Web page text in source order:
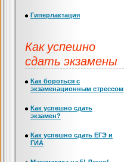
Гиперлактация
Как успешно
сдать экзамены
Как бороться с
экзаменационным стрессом
Как успешно сдать
экзамен?
Как успешно сдать ЕГЭ и
ГИА